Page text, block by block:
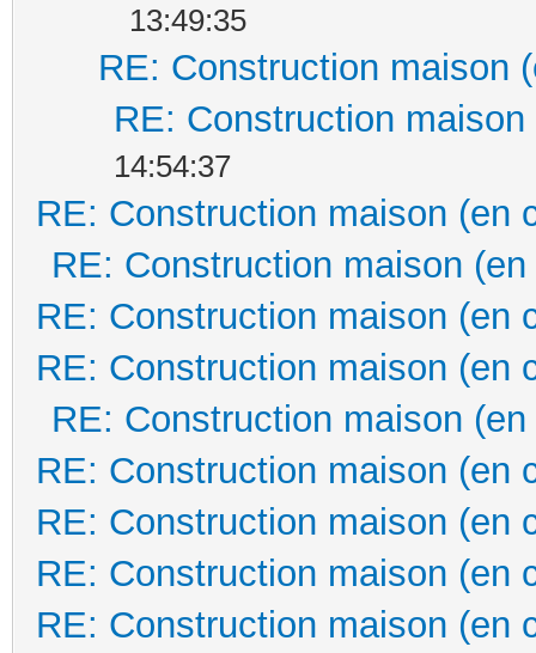
13:49:35
RE: Construction maison
RE: Construction
14:54:37
RE: Construction maison (en
RE: Construction maison
RE: Construction maison (en
RE: Construction maison (en
RE: Construction maison
RE: Construction maison (en
RE: Construction maison (en
RE: Construction maison (en
RE: Construction maison (en